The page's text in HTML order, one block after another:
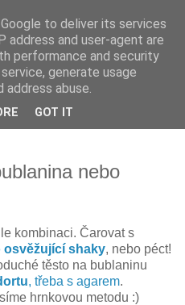
JP o
šťastném
nebo
kombinaci. Čarovat s
osvěžující shaky, nebo péct!
těsto na bublaninu
, třeba s agarem.
hrnkovou metodu :)
to deliver its services
address and user-agent are
performance and security
generate usage
abuse.
GOT IT